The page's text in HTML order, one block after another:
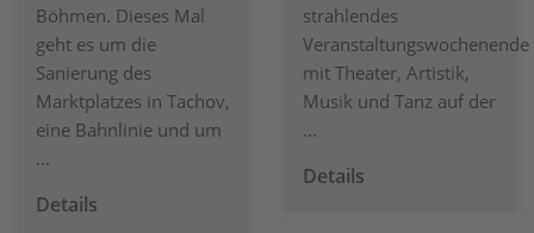
Böhmen. Dieses Mal
geht es um die
Sanierung des
Marktplatzes in Tachov,
eine Bahnlinie und um
...
Details
strahlendes
Veranstaltungswochenende
mit Theater, Artistik,
Musik und Tanz auf der
...
Details